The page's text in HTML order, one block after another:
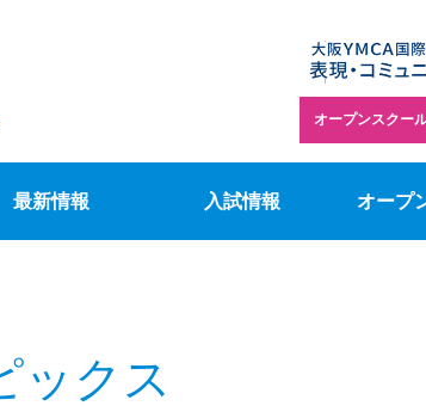
メー
お問い
オープンスクー
最新情報
入試情報
【中学生の方へ】
オープ
授業体
個別相
ックス